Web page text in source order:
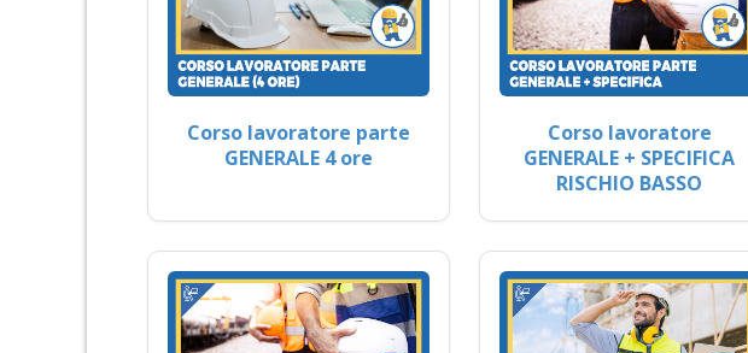
Corso lavoratore parte
GENERALE 4 ore
Corso lavoratore
GENERALE + SPECIFICA
RISCHIO BASSO